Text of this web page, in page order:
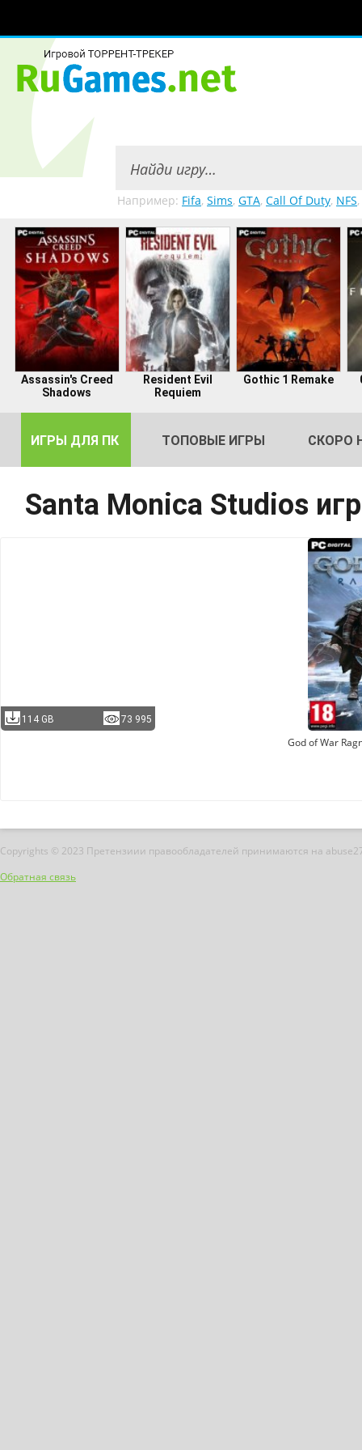
Например: Fifa, Sims, GTA, Call Of Duty, NFS,
Assassin's Creed
Shadows
Resident Evil
Requiem
Gothic 1 Remake
ИГРЫ ДЛЯ ПК ТОПОВЫЕ ИГРЫ СКОРО
Santa Monica Studios
114 GB 73 995
God of War
Copyrights © 2023 Претензиии правообладателей принимаются на
Обратная связь